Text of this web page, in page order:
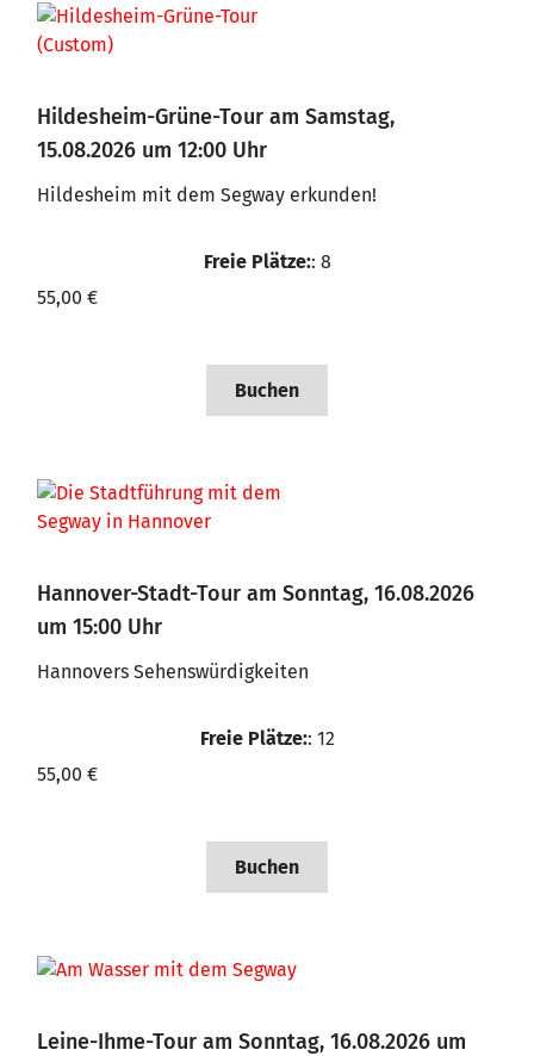
Hildesheim-Grüne-Tour am Samstag,
15.08.2026 um 12:00 Uhr
Hildesheim mit dem Segway erkunden!
Freie Plätze:: 8
55,00 €
Buchen
Hannover-Stadt-Tour am Sonntag, 16.08.2026
um 15:00 Uhr
Hannovers Sehenswürdigkeiten
Freie Plätze:: 12
55,00 €
Buchen
Leine-Ihme-Tour am Sonntag, 16.08.2026 um